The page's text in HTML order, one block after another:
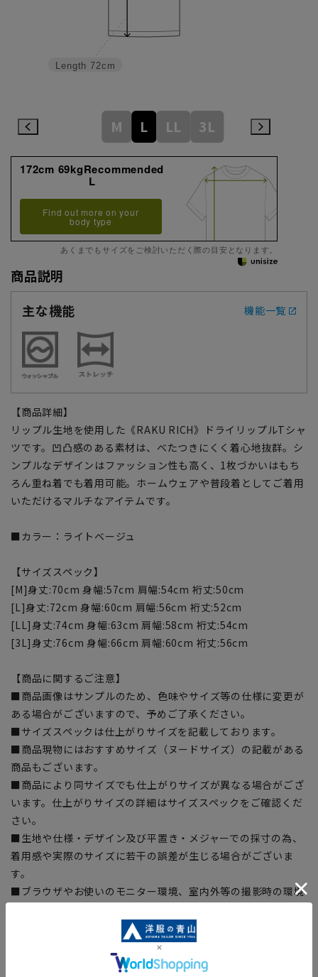
Length 72cm
M L LL 3L
172cm 69kgRecommended
L
Find out more on your
body type
あくまでもサイズをご検討いただく際の目安となります。
商品説明
主な機能
機能一覧
【商品詳細】
リップル生地を使用した《RAKU RICH》ドライリップルTシャ
ツです。凹凸感のある素材は、べたつきにくく着心地抜群。シ
ンプルなデザインはファッション性も高く、1枚づかいはもち
ろん重ね着でも着用可能。ホームウェアや普段着としてご着用
いただけるマルチなアイテムです。
■カラー：ライトベージュ
【サイズスペック】
[M]身丈:70cm 身幅:57cm 肩幅:54cm 裄丈:50cm
[L]身丈:72cm 身幅:60cm 肩幅:56cm 裄丈:52cm
[LL]身丈:74cm 身幅:63cm 肩幅:58cm 裄丈:54cm
[3L]身丈:76cm 身幅:66cm 肩幅:60cm 裄丈:56cm
【商品に関するご注意】
■商品画像はサンプルのため、色味やサイズ等の仕様に変更が
ある場合がございますので、予めご了承ください。
■サイズスペックは仕上がりサイズを記載しております。
■商品現物にはおすすめサイズ（ヌードサイズ）の記載がある
商品もございます。
■商品により同サイズでも仕上がりサイズが異なる場合がござ
います。仕上がりサイズの詳細はサイズスペックをご確認くだ
さい。
■生地や仕様・デザイン及び平置き・メジャーでの採寸の為、
着用感や実際のサイズに若干の誤差が生じる場合がございま
す。
■ブラウザやお使いのモニター環境、室内外等の撮影時の環境
合がございます。予めご了承ください。
■店舗や各モールサイトと商品在庫を共有しております関係
上、ご注文いただいたタイミングにより欠品が発生し、ご注文